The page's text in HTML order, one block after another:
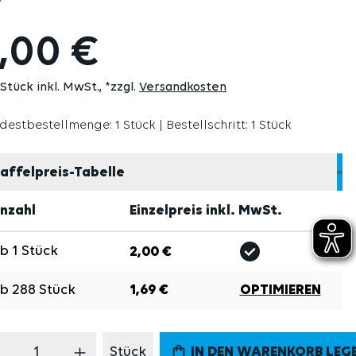
€
inkl. MwSt. *zzgl. Versandkosten
1 Stück | Bestellschritt: 1 Stück
Tabelle
Einzelpreis inkl. MwSt.
1 Stück 2,00 €
288 Stück 1,69 € OPTIMIEREN
Anzahl: Gib den gewünschten
Stück IN DEN WARENKORB